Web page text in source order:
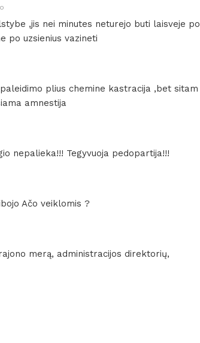
,jis nei minutes neturejo buti laisveje po
po uzsienius vazineti
plius chemine kastracija ,bet sitam
amnestija
nepalieka!!! Tegyvuoja pedopartija!!!
Ačo veiklomis ?
merą, administracijos direktorių,